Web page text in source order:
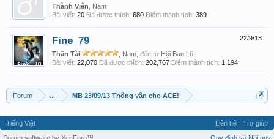
Thành Viên , Nam
Bài viết: 20 Đã được thích: 680 Điểm thành tích: 389
22/9/13
Fine_79
Thần Tài , Nam, đến từ Hội Bao Lô
Bài viết: 22,070 Đã được thích: 202,767 Điểm thành tích: 1,194
Forum MB 23/09/13 Thông vận cho ACE!
Tiếng Việt Liên hệ
Trợ giúp